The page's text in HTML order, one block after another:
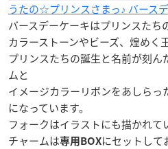
うたの☆プリンスさまっ♪ バース
バースデーケーキはプリンスたち
カラーストーンやビーズ、煌めく
プリンスたちの誕生と名前が刻ん
ムと
イメージカラーリボンをあしらっ
になっています。
フォークはイラストにも描かれて
チャームは専用BOXにセットして